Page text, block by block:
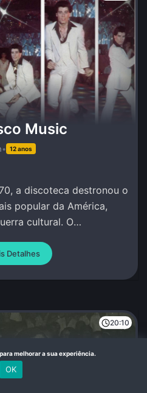
Music
• 12 anos
a discoteca destronou o
popular da América,
cultural. O
Detalhes
20:10
melhorar a sua experiência.
OK